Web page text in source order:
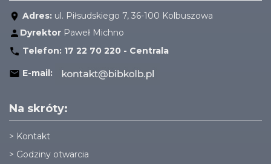
Adres: ul. Piłsudskiego 7, 36-100 Kolbuszowa
Dyrektor Paweł Michno
Telefon: 17 22 70 220 - Centrala
E-mail:
Na skróty:
> Kontakt
> Godziny otwarcia